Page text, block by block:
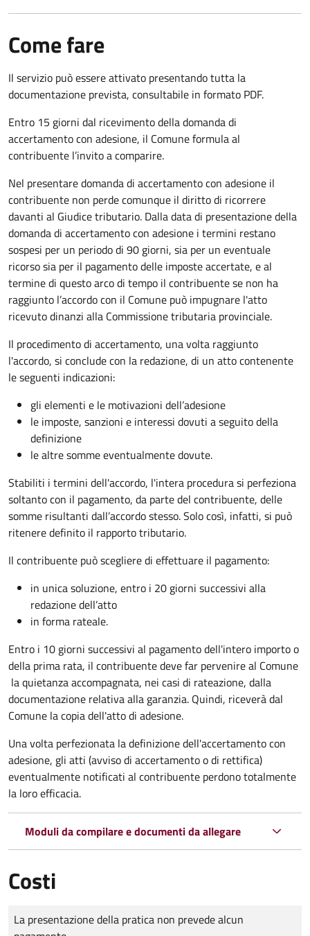
Come fare
Il servizio può essere attivato presentando tutta la
documentazione prevista, consultabile in formato PDF.
Entro 15 giorni dal ricevimento della domanda di
accertamento con adesione, il Comune formula al
contribuente l’invito a comparire.
Nel presentare domanda di accertamento con adesione il
contribuente non perde comunque il diritto di ricorrere
davanti al Giudice tributario. Dalla data di presentazione della
domanda di accertamento con adesione i termini restano
sospesi per un periodo di 90 giorni, sia per un eventuale
ricorso sia per il pagamento delle imposte accertate, e al
termine di questo arco di tempo il contribuente se non ha
raggiunto l’accordo con il Comune può impugnare l'atto
ricevuto dinanzi alla Commissione tributaria provinciale.
Il procedimento di accertamento, una volta raggiunto
l'accordo, si conclude con la redazione, di un atto contenente
le seguenti indicazioni:
gli elementi e le motivazioni dell’adesione
le imposte, sanzioni e interessi dovuti a seguito della
definizione
le altre somme eventualmente dovute.
Stabiliti i termini dell'accordo, l'intera procedura si perfeziona
soltanto con il pagamento, da parte del contribuente, delle
somme risultanti dall’accordo stesso. Solo così, infatti, si può
ritenere definito il rapporto tributario.
Il contribuente può scegliere di effettuare il pagamento:
in unica soluzione, entro i 20 giorni successivi alla
redazione dell’atto
in forma rateale.
Entro i 10 giorni successivi al pagamento dell'intero importo o
della prima rata, il contribuente deve far pervenire al Comune
la quietanza accompagnata, nei casi di rateazione, dalla
documentazione relativa alla garanzia. Quindi, riceverà dal
Comune la copia dell'atto di adesione.
Una volta perfezionata la definizione dell'accertamento con
adesione, gli atti (avviso di accertamento o di rettifica)
eventualmente notificati al contribuente perdono totalmente
la loro efficacia.
Moduli da compilare e documenti da allegare
Costi
Tipo di pagamento
Importo
La presentazione della pratica non prevede alcun